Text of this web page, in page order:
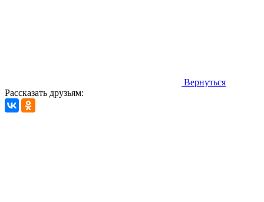
Вернуться
Рассказать друзьям: